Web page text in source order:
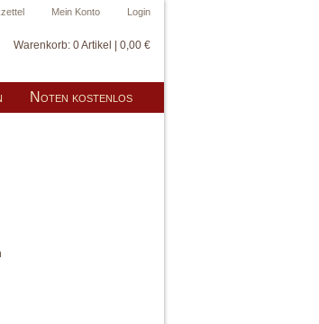
Login
Mein Konto
Warenkorb: 0 Artikel | 0,00 €
Noten kostenlos